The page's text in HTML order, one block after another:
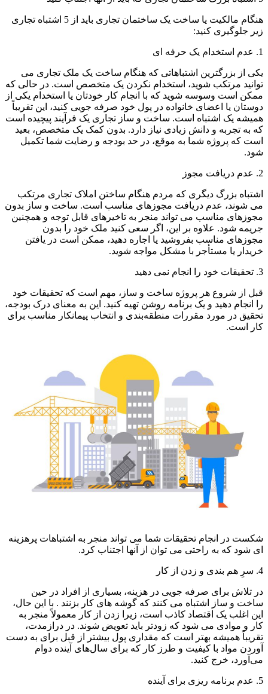
هنگام مالکیت یا ساخت یک ساختمان تجاری باید از 5 اشتباه تجاری
زیر جلوگیری کنید:
یکی از بزرگترین اشتباهاتی که هنگام ساخت یک ملک تجاری می
توانید مرتکب شوید، استخدام نکردن یک متخصص است. در حالی که
ممکن است وسوسه شوید که با انجام کار خودتان یا استخدام یکی از
دوستان یا اعضای خانواده در پول خود صرفه جویی کنید، این تقریباً
همیشه یک اشتباه است. ساخت و ساز تجاری یک فرآیند پیچیده است
که به تجربه و دانش زیادی نیاز دارد. بدون کمک یک متخصص، بعید
است که پروژه شما به موقع، در حد بودجه و رضایت شما تکمیل
شود.
اشتباه بزرگ دیگری که مردم هنگام ساختن املاک تجاری مرتکب
می شوند، عدم دریافت مجوزهای مناسب است. ساخت و ساز بدون
مجوزهای مناسب می تواند منجر به تاخیرهای قابل توجه و همچنین
جریمه شود. علاوه بر این، اگر سعی کنید ملک خود را بدون
مجوزهای مناسب بفروشید یا اجاره دهید، ممکن است در یافتن
خریدار یا مستأجر با مشکل مواجه شوید.
قبل از شروع هر پروژه ساخت و ساز، مهم است که تحقیقات خود
را انجام دهید و یک برنامه روشن تهیه کنید. این به معنای درک بودجه،
تحقیق در مورد مقررات منطقه‌بندی و انتخاب پیمانکار مناسب برای
کار است.
شکست در انجام تحقیقات شما می تواند منجر به اشتباهات پرهزینه
ای شود که به راحتی می توان از آنها اجتناب کرد.
در تلاش برای صرفه جویی در هزینه، بسیاری از افراد در حین
ساخت و ساز اشتباه می کنند که گوشه های کار بزنند . با این حال،
این اغلب یک اقتصاد کاذب است، زیرا زدن از کار معمولاً منجر به
کار و موادی می شود که زودتر باید تعویض شوند. در درازمدت،
تقریباً همیشه بهتر است که مقداری پول بیشتر از قبل برای به دست
آوردن مواد با کیفیت و طرز کار که برای سال‌های آینده دوام
می‌آورد، خرج کنید.